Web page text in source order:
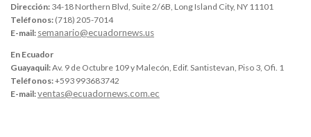
Dirección: 34-18 Northern Blvd, Suite 2/6B, Long Island City, NY 11101
Teléfonos: (718) 205-7014
E-mail: semanario@ecuadornews.us
En Ecuador
Guayaquil:Av. 9 de Octubre 109 y Malecón, Edif. Santistevan, Piso 3, Ofi. 1
Teléfonos:+593 993683742
E-mail:ventas@ecuadornews.com.ec